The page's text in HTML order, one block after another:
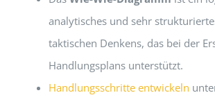
analytisches und sehr
taktischen Denkens, das bei der
Handlungsplans unterstützt.
Handlungsschritte entwickeln